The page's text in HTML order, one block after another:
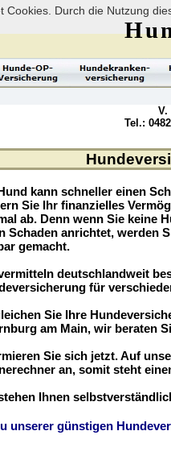
Cookies. Durch die Nutzung
kann schneller einen
Sie Ihr finanzielles
ab. Denn wenn Sie keine
Schaden anrichtet, werden
gemacht.
deutschlandweit
für
Sie Ihre
am Main, wir beraten
Sie sich jetzt. Auf
an, somit steht
Ihnen
unserer günstigen
V.
Tel.: